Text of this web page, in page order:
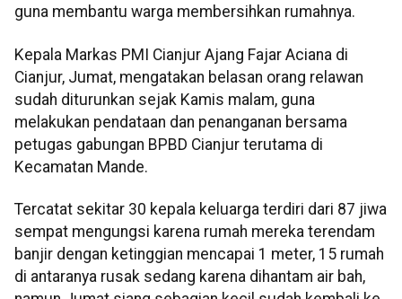
guna membantu warga membersihkan rumahnya.
Kepala Markas PMI Cianjur Ajang Fajar Aciana di
Cianjur, Jumat, mengatakan belasan orang relawan
sudah diturunkan sejak Kamis malam, guna
melakukan pendataan dan penanganan bersama
petugas gabungan BPBD Cianjur terutama di
Kecamatan Mande.
Tercatat sekitar 30 kepala keluarga terdiri dari 87 jiwa
sempat mengungsi karena rumah mereka terendam
banjir dengan ketinggian mencapai 1 meter, 15 rumah
di antaranya rusak sedang karena dihantam air bah,